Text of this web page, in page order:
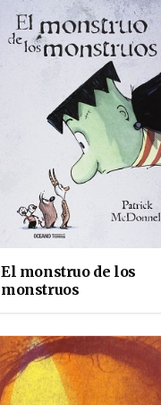
El monstruo de los
monstruos